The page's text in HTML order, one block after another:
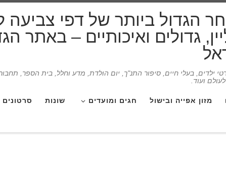
הגדול ביותר של דפי
גדולים ואיכותיים – באתר
ילדים, בעלי חיים, סיפור התנ"ך, יום הולדת, מדע וחלל, בית הספר,
ועוד.
מזון אפייה ובישול חגים ומועדים שונות סרטונים